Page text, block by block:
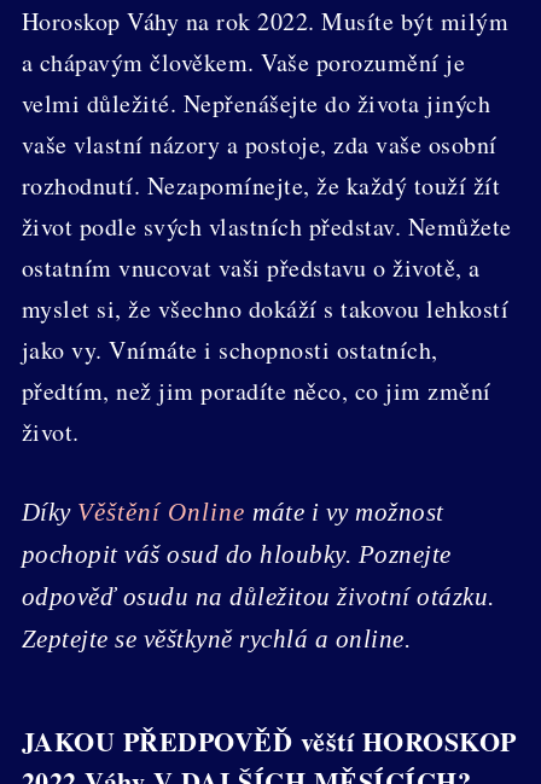
Horoskop Váhy na rok 2022. Musíte být milým
a chápavým člověkem. Vaše porozumění je
velmi důležité. Nepřenášejte do života jiných
vaše vlastní názory a postoje, zda vaše osobní
rozhodnutí. Nezapomínejte, že každý touží žít
život podle svých vlastních představ. Nemůžete
ostatním vnucovat vaši představu o životě, a
myslet si, že všechno dokáží s takovou lehkostí
jako vy. Vnímáte i schopnosti ostatních,
předtím, než jim poradíte něco, co jim změní
život.
Díky Věštění Onlinemáte i vy možnost
pochopit váš osud do hloubky. Poznejte
odpověď osudu na důležitou životní otázku.
Zeptejte se věštkyně rychlá a online.
JAKOU PŘEDPOVĚĎ věští HOROSKOP